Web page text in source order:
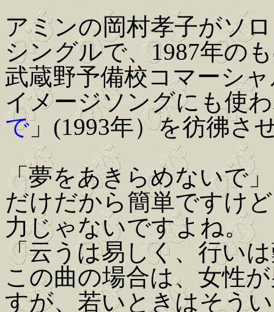
アミンの岡村孝子がソ
シングルで、1987年の
武蔵野予備校コマーシ
イメージソングにも使
で」(1993年）を彷彿さ
「夢をあきらめないで
だけだから簡単ですけ
力じゃないですよね。
「云うは易しく、行い
この曲の場合は、女性
すが、若いときはそう